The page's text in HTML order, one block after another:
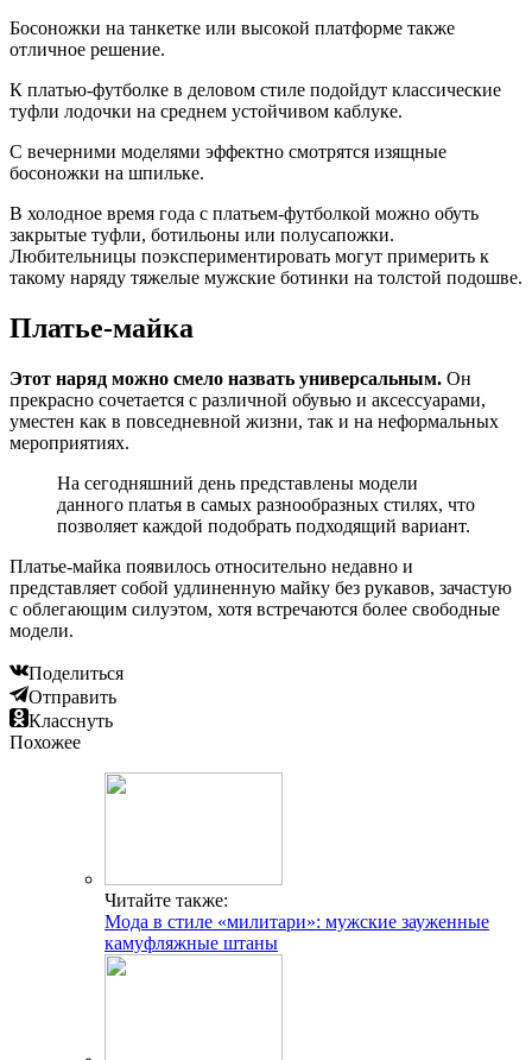
Босоножки на танкетке или высокой платформе также
отличное решение.
К платью-футболке в деловом стиле подойдут классические
туфли лодочки на среднем устойчивом каблуке.
С вечерними моделями эффектно смотрятся изящные
босоножки на шпильке.
В холодное время года с платьем-футболкой можно обуть
закрытые туфли, ботильоны или полусапожки.
Любительницы поэкспериментировать могут примерить к
такому наряду тяжелые мужские ботинки на толстой подошве.
Платье-майка
Этот наряд можно смело назвать универсальным. Он
прекрасно сочетается с различной обувью и аксессуарами,
уместен как в повседневной жизни, так и на неформальных
мероприятиях.
На сегодняшний день представлены модели
данного платья в самых разнообразных стилях, что
позволяет каждой подобрать подходящий вариант.
Платье-майка появилось относительно недавно и
представляет собой удлиненную майку без рукавов, зачастую
с облегающим силуэтом, хотя встречаются более свободные
модели.
Поделиться
Отправить
Класснуть
Похожее
Читайте также:
Мода в стиле «милитари»: мужские зауженные
камуфляжные штаны